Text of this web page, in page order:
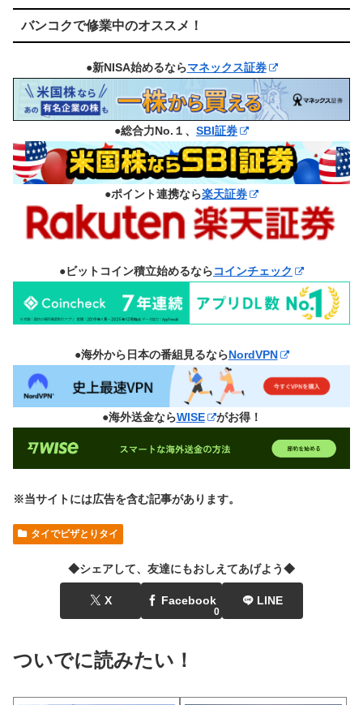
バンコクで修業中のオススメ！
●新NISA始めるならマネックス証券
●総合力No.１、 SBI証券
●ポイント連携なら楽天証券
●ビットコイン積立始めるならコインチェック
●海外から日本の番組見るならNordVPN
●海外送金ならWISE がお得！
※当サイトには広告を含む記事があります。
タイでビザとりタイ
◆シェアして、友達にもおしえてあげよう◆
X Facebook
0
LINE
ついでに読みたい！